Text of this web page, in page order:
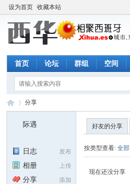
设为首页 收藏本站
首页 论坛 群组 空间
›
分享
际遇
发布
日志
上传
相册
添加
分享
好友的分享
按类型查看:全部
现在还没分享